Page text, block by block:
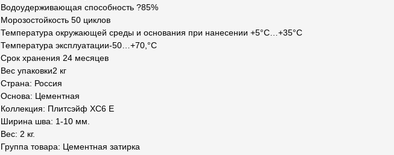
Водоудерживающая способность ?85%
Морозостойкость 50 циклов
Температура окружающей среды и основания при нанесении +5°С…+35°С
Температура эксплуатации-50…+70,°С
Срок хранения 24 месяцев
Вес упаковки2 кг
Страна: Россия
Основа: Цементная
Коллекция: Плитсэйф XC6 E
Ширина шва: 1-10 мм.
Вес: 2 кг.
Группа товара: Цементная затирка